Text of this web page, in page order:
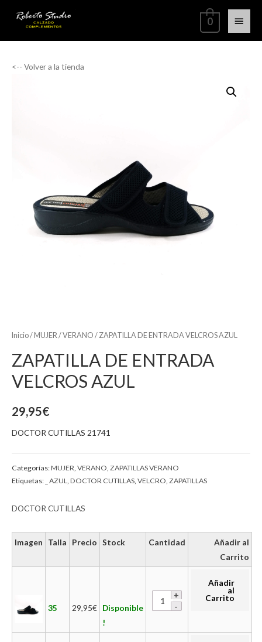
0
<-- Volver a la tienda
Inicio/ MUJER /VERANO / ZAPATILLA DE ENTRADA VELCROS AZUL
ZAPATILLA DE ENTRADA
VELCROS AZUL
29,95€
DOCTOR CUTILLAS 21741
Categorías:MUJER VERANO ZAPATILLAS VERANO
Etiquetas: _ AZUL DOCTOR CUTILLAS VELCRO ZAPATILLAS
DOCTOR CUTILLAS
Imagen Talla Precio Stock Cantidad
Añadir al
Carrito
35 29,95€ Disponible
!
Añadir
al
Carrito